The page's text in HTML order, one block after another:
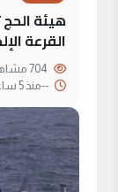
هيئة
القرعة
--منذ 5 ساعة